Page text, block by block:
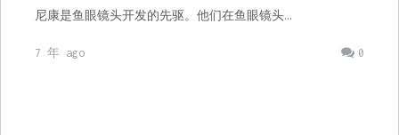
尼康是鱼眼镜头开发的先驱。他们在鱼眼镜头…
0
7 年 ago